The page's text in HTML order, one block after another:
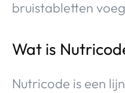
bruistabletten
Wat is
Nutricode is een